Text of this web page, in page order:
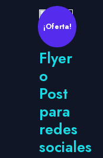
¡Oferta!
Flyer
o
Post
para
redes
sociales